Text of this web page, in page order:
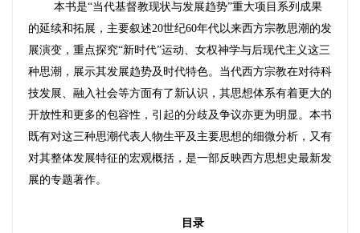
本书是“当代基督教现状与发展趋势”重大项目系列成果
的延续和拓展，主要叙述20世纪60年代以来西方宗教思潮的发
展演变，重点探究“新时代”运动、女权神学与后现代主义这三
种思潮，展示其发展趋势及时代特色。当代西方宗教在对待科
技发展、融入社会等方面有了新认识，其思想体系有着更大的
开放性和更多的包容性，引起的分歧及争议亦更为明显。本书
既有对这三种思潮代表人物生平及主要思想的细微分析，又有
对其整体发展特征的宏观概括，是一部反映西方思想史最新发
展的专题著作。
目录